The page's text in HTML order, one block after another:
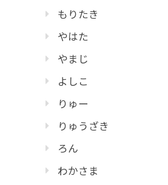
もりたき
やはた
やまじ
よしこ
りゅー
りゅうざき
ろん
わかさま